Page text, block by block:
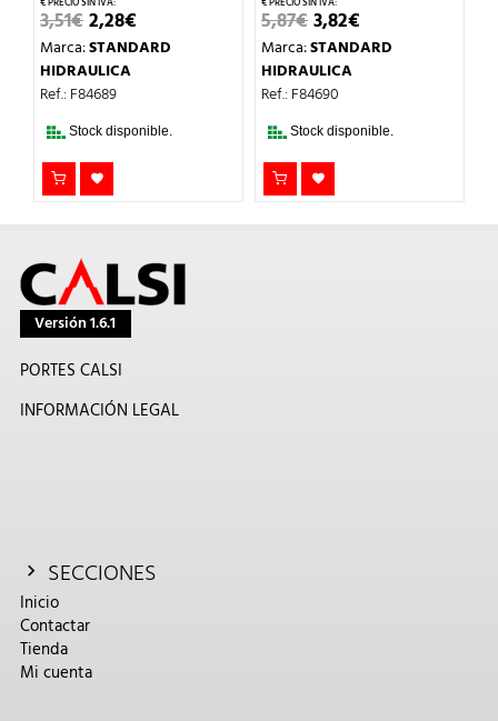
3,51€EL
PRECIO
ORIGINAL
ERA:
3,51€.
2,28€PRECIO
ACTUAL
Marca:STANDARD
HIDRAULICA
Ref.: F84689
Stock disponible.
5,87€EL
PRECIO
ORIGINAL
ERA:
5,87€.
3,82€PRECIO
ACTUAL
Marca:STANDARD
HIDRAULICA
Ref.: F84690
Stock disponible.
Versión 1.6.1
PORTES CALSI
INFORMACIÓN LEGAL
SECCIONES
Inicio
Contactar
Tienda
Mi cuenta